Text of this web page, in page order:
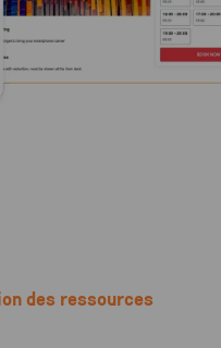
des ressources